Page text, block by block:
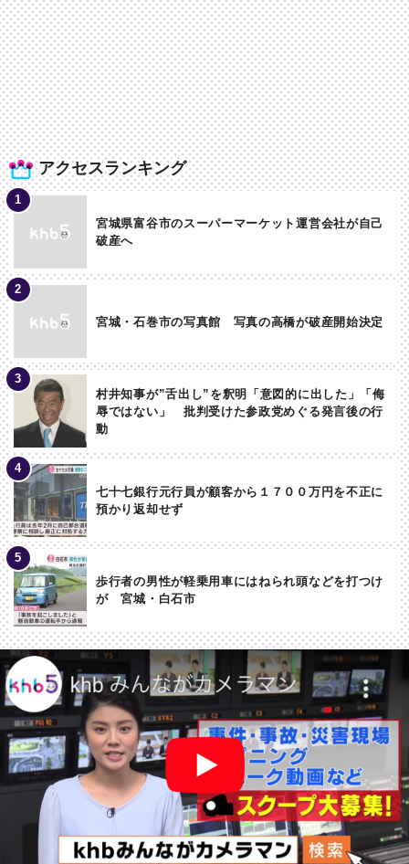
アクセスランキング
宮城県富谷市のスーパーマーケット運営会社が自己
破産へ
宮城・石巻市の写真館 写真の高橋が破産開始決定
村井知事が”舌出し”を釈明「意図的に出した」「侮
辱ではない」 批判受けた参政党めぐる発言後の行
動
七十七銀行元行員が顧客から１７００万円を不正に
預かり返却せず
歩行者の男性が軽乗用車にはねられ頭などを打つけ
が 宮城・白石市